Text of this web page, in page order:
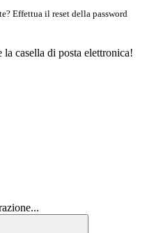
Effettua il reset della password
casella di posta elettronica!